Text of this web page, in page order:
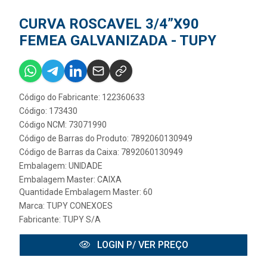
CURVA ROSCAVEL 3/4”X90
FEMEA GALVANIZADA - TUPY
Código do Fabricante: 122360633
Código: 173430
Código NCM: 73071990
Código de Barras do Produto: 7892060130949
Código de Barras da Caixa: 7892060130949
Embalagem: UNIDADE
Embalagem Master: CAIXA
Quantidade Embalagem Master: 60
Marca: TUPY CONEXOES
Fabricante: TUPY S/A
LOGIN P/ VER PREÇO